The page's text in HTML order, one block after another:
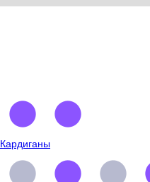
Кардиганы